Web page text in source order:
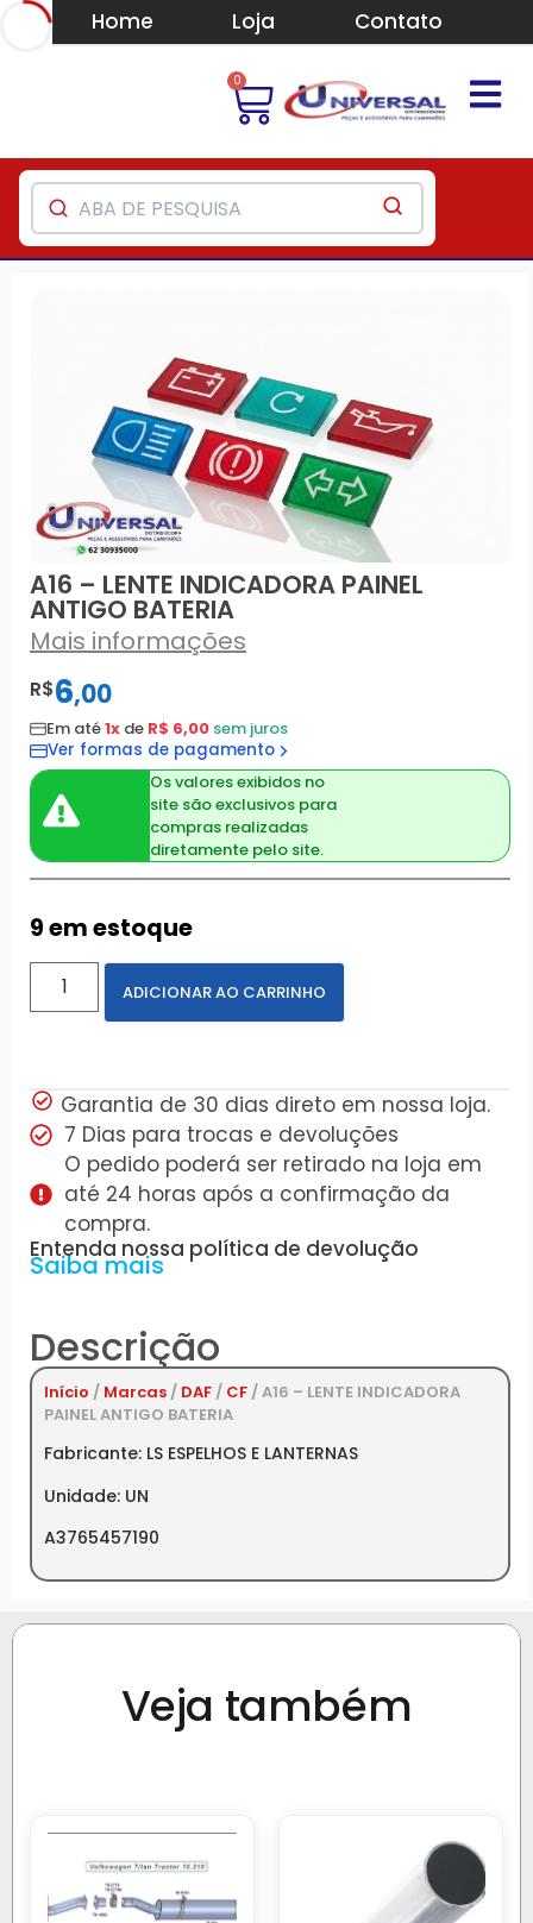
Home Loja Contato
0
A16 – LENTE INDICADORA PAINEL
ANTIGO BATERIA
Mais informações
R$6,00
Em até1x de R$ 6,00 sem juros
Ver formas de pagamento
Os valores exibidos no
site são exclusivos para
compras realizadas
diretamente pelo site.
9 em estoque
ADICIONAR AO CARRINHO
Garantia de 30 dias direto em nossa loja.
7 Dias para trocas e devoluções
O pedido poderá ser retirado na loja em
até 24 horas após a confirmação da
compra.
Entenda nossa política de devolução
Saiba mais
Descrição
Início / Marcas / DAF / CF / A16 – LENTE INDICADORA
PAINEL ANTIGO BATERIA
Fabricante: LS ESPELHOS E LANTERNAS
Unidade: UN
A3765457190
Veja também